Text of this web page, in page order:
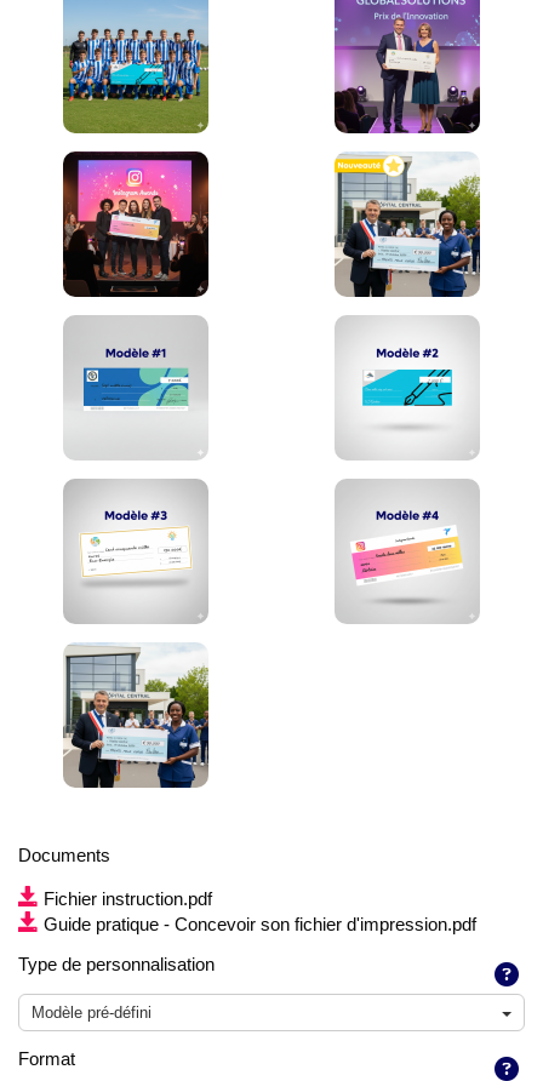
Documents
Fichier instruction.pdf
Guide pratique - Concevoir son fichier d'impression.pdf
Type de personnalisation
Modèle pré-défini
Format